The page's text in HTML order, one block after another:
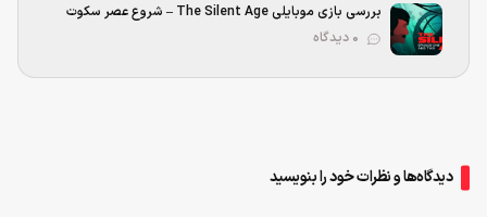
بررسی بازی موبایلی The Silent Age – شروع عصر سکوت
دیدگاه‌ها و نظرات خود را بنویسید